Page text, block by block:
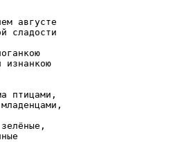
августе
сладости
изнанкою
птицами,